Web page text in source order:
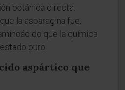
botánica directa.
la asparagina fue,
que la química
puro.
aspártico que